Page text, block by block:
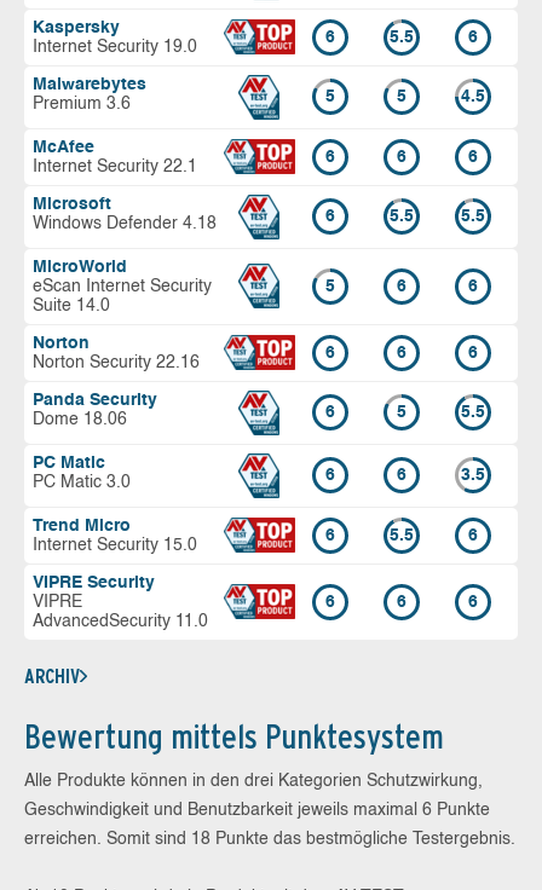
Kaspersky
Internet Security 19.0
6 5.5 6
Malwarebytes
Premium 3.6
5 5 4.5
McAfee
Internet Security 22.1
6 6 6
Microsoft
Windows Defender 4.18
6 5.5 5.5
MicroWorld
eScan Internet Security
Suite 14.0
5 6 6
Norton
Norton Security 22.16
6 6 6
Panda Security
Dome 18.06
6 5 5.5
PC Matic
PC Matic 3.0
6 6 3.5
Trend Micro
Internet Security 15.0
6 5.5 6
VIPRE Security
VIPRE
AdvancedSecurity 11.0
6 6 6
ARCHIV
Bewertung mittels Punktesystem
Alle Produkte können in den drei Kategorien Schutzwirkung,
Geschwindigkeit und Benutzbarkeit jeweils maximal 6 Punkte
erreichen. Somit sind 18 Punkte das bestmögliche Testergebnis.